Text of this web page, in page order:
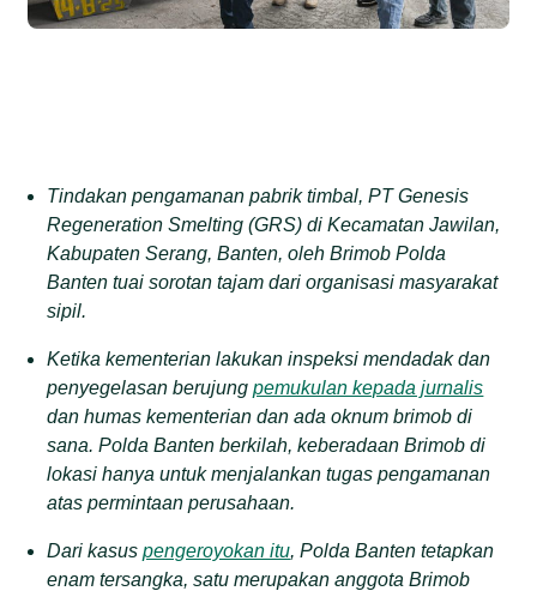
Tindakan pengamanan pabrik timbal, PT Genesis
Regeneration Smelting (GRS) di Kecamatan Jawilan,
Kabupaten Serang, Banten, oleh Brimob Polda
Banten tuai sorotan tajam dari organisasi masyarakat
sipil.
Ketika kementerian lakukan inspeksi mendadak dan
penyegelasan berujungpemukulan kepada jurnalis
dan humas kementerian dan ada oknum brimob di
sana. Polda Banten berkilah, keberadaan Brimob di
lokasi hanya untuk menjalankan tugas pengamanan
atas permintaan perusahaan.
Dari kasuspengeroyokan itu, Polda Banten tetapkan
enam tersangka, satu merupakan anggota Brimob